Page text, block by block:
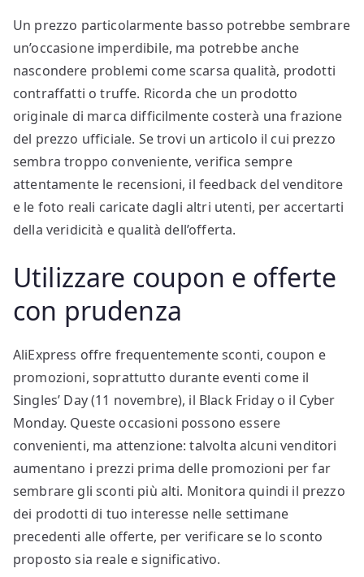
Un prezzo particolarmente basso potrebbe sembrare
un’occasione imperdibile, ma potrebbe anche
nascondere problemi come scarsa qualità, prodotti
contraffatti o truffe. Ricorda che un prodotto
originale di marca difficilmente costerà una frazione
del prezzo ufficiale. Se trovi un articolo il cui prezzo
sembra troppo conveniente, verifica sempre
attentamente le recensioni, il feedback del venditore
e le foto reali caricate dagli altri utenti, per accertarti
della veridicità e qualità dell’offerta.
Utilizzare coupon e offerte
con prudenza
AliExpress offre frequentemente sconti, coupon e
promozioni, soprattutto durante eventi come il
Singles’ Day (11 novembre), il Black Friday o il Cyber
Monday. Queste occasioni possono essere
convenienti, ma attenzione: talvolta alcuni venditori
aumentano i prezzi prima delle promozioni per far
sembrare gli sconti più alti. Monitora quindi il prezzo
dei prodotti di tuo interesse nelle settimane
precedenti alle offerte, per verificare se lo sconto
proposto sia reale e significativo.